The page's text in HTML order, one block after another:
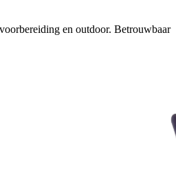
en outdoor. Betrouwbaar